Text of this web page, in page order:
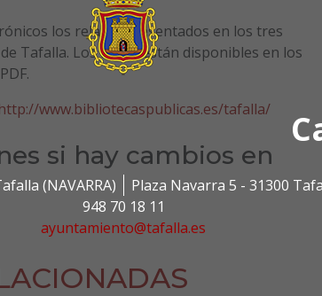
(NAVARRA)
Plaza Navarra 5 - 31300
948 70 18 11
ayuntamiento@tafalla.es
los relatos presentados en los tres
Tafalla. Los libros están disponibles en los
http://www.bibliotecaspublicas.es/tafalla/
si hay cambios en